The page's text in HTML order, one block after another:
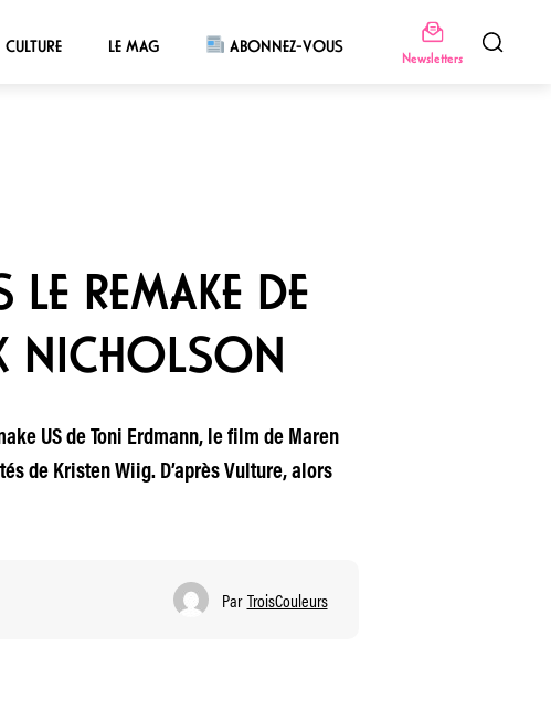
CULTURE LE MAG ABONNEZ-VOUS
Newsletters
LE REMAKE DE
NICHOLSON
US de Toni Erdmann, le film de Maren
de Kristen Wiig. D’après Vulture, alors
Par TroisCouleurs